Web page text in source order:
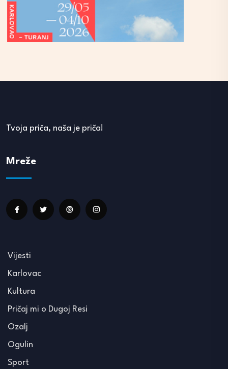
Tvoja priča, naša je priča!
Mreže
Vijesti
Karlovac
Kultura
Pričaj mi o Dugoj Resi
Ozalj
Ogulin
Sport